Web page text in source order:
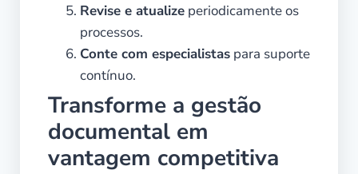
Revise e atualize periodicamente os
processos.
Conte com especialistas para suporte
contínuo.
Transforme a gestão
documental em
vantagem competitiva